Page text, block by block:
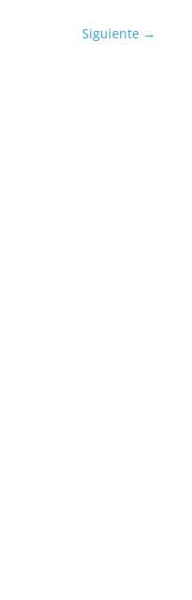
Siguiente→